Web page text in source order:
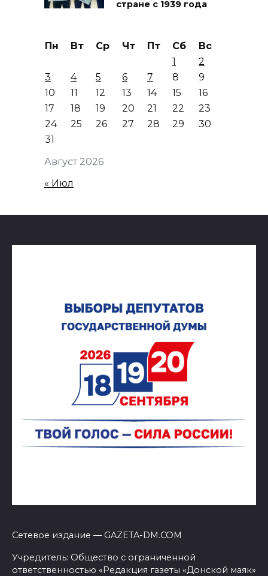
стране с 1939 года
Август 2026
Пн Вт Ср Чт Пт Сб
Вс
1
2
3
4 5 6 7 8
9
10
11 12 13 14 15
16
17
18 19 20 21 22
23
24
25 26 27 28 29
30
31
« Июл
Сетевое издание — GAZETA-DM.COM
Учредитель: Общество с ограниченной
ответственностью «Редакция газеты «Донской маяк»